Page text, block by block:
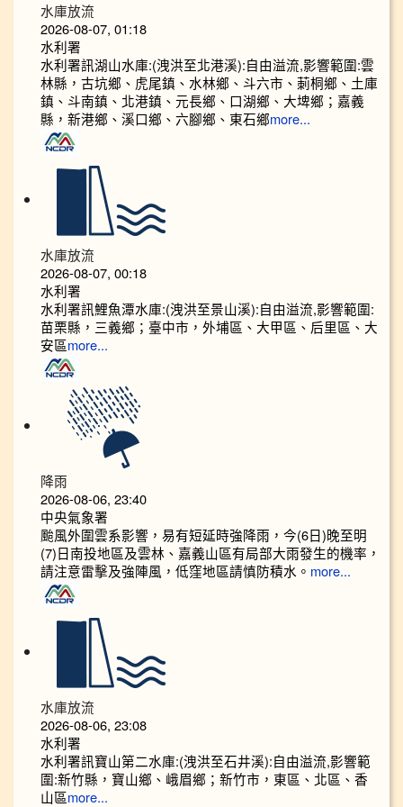
水庫放流
2026-08-07, 01:18
水利署
水利署訊湖山水庫:(洩洪至北港溪):自由溢流,影響範圍:雲
林縣，古坑鄉、虎尾鎮、水林鄉、斗六市、莿桐鄉、土庫
鎮、斗南鎮、北港鎮、元長鄉、口湖鄉、大埤鄉；嘉義
縣，新港鄉、溪口鄉、六腳鄉、東石鄉more...
水庫放流
2026-08-07, 00:18
水利署
水利署訊鯉魚潭水庫:(洩洪至景山溪):自由溢流,影響範圍:
苗栗縣，三義鄉；臺中市，外埔區、大甲區、后里區、大
安區more...
降雨
2026-08-06, 23:40
中央氣象署
颱風外圍雲系影響，易有短延時強降雨，今(6日)晚至明
(7)日南投地區及雲林、嘉義山區有局部大雨發生的機率，
請注意雷擊及強陣風，低窪地區請慎防積水。 more...
水庫放流
2026-08-06, 23:08
水利署
水利署訊寶山第二水庫:(洩洪至石井溪):自由溢流,影響範
圍:新竹縣，寶山鄉、峨眉鄉；新竹市，東區、北區、香
山區more...